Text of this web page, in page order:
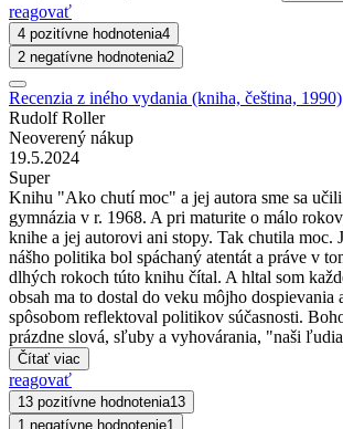
reagovať
4 pozitívne hodnotenia4
2 negatívne hodnotenia2
Recenzia z iného vydania (kniha, čeština, 1990)
Rudolf Roller
Neoverený nákup
19.5.2024
Super
Knihu "Ako chutí moc" a jej autora sme sa
gymnázia v r. 1968. A pri maturite o málo
knihe a jej autorovi ani stopy. Tak chutila moc.
nášho politika bol spáchaný atentát a práve v
dlhých rokoch túto knihu čítal. A hltal som
obsah ma to dostal do veku môjho dospievania
spôsobom reflektoval politikov súčasnosti.
prázdne slová, sľuby a vyhovárania, "naši
Čítať viac
reagovať
13 pozitívne hodnotenia13
1 negatívne hodnotenie1